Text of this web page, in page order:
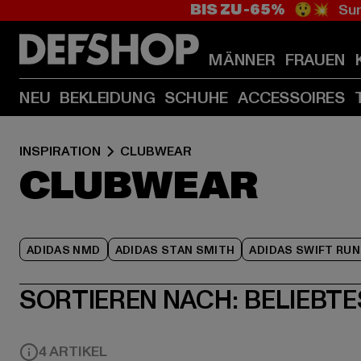
BIS ZU -65% 😲💥
MÄNNER FRAUEN
NEU BEKLEIDUNG SCHUHE ACCESSOIRES
INSPIRATION CLUBWEAR
CLUBWEAR
ADIDAS NMD ADIDAS STAN SMITH ADIDAS SWIFT RUN
SORTIEREN NACH:
4 ARTIKEL